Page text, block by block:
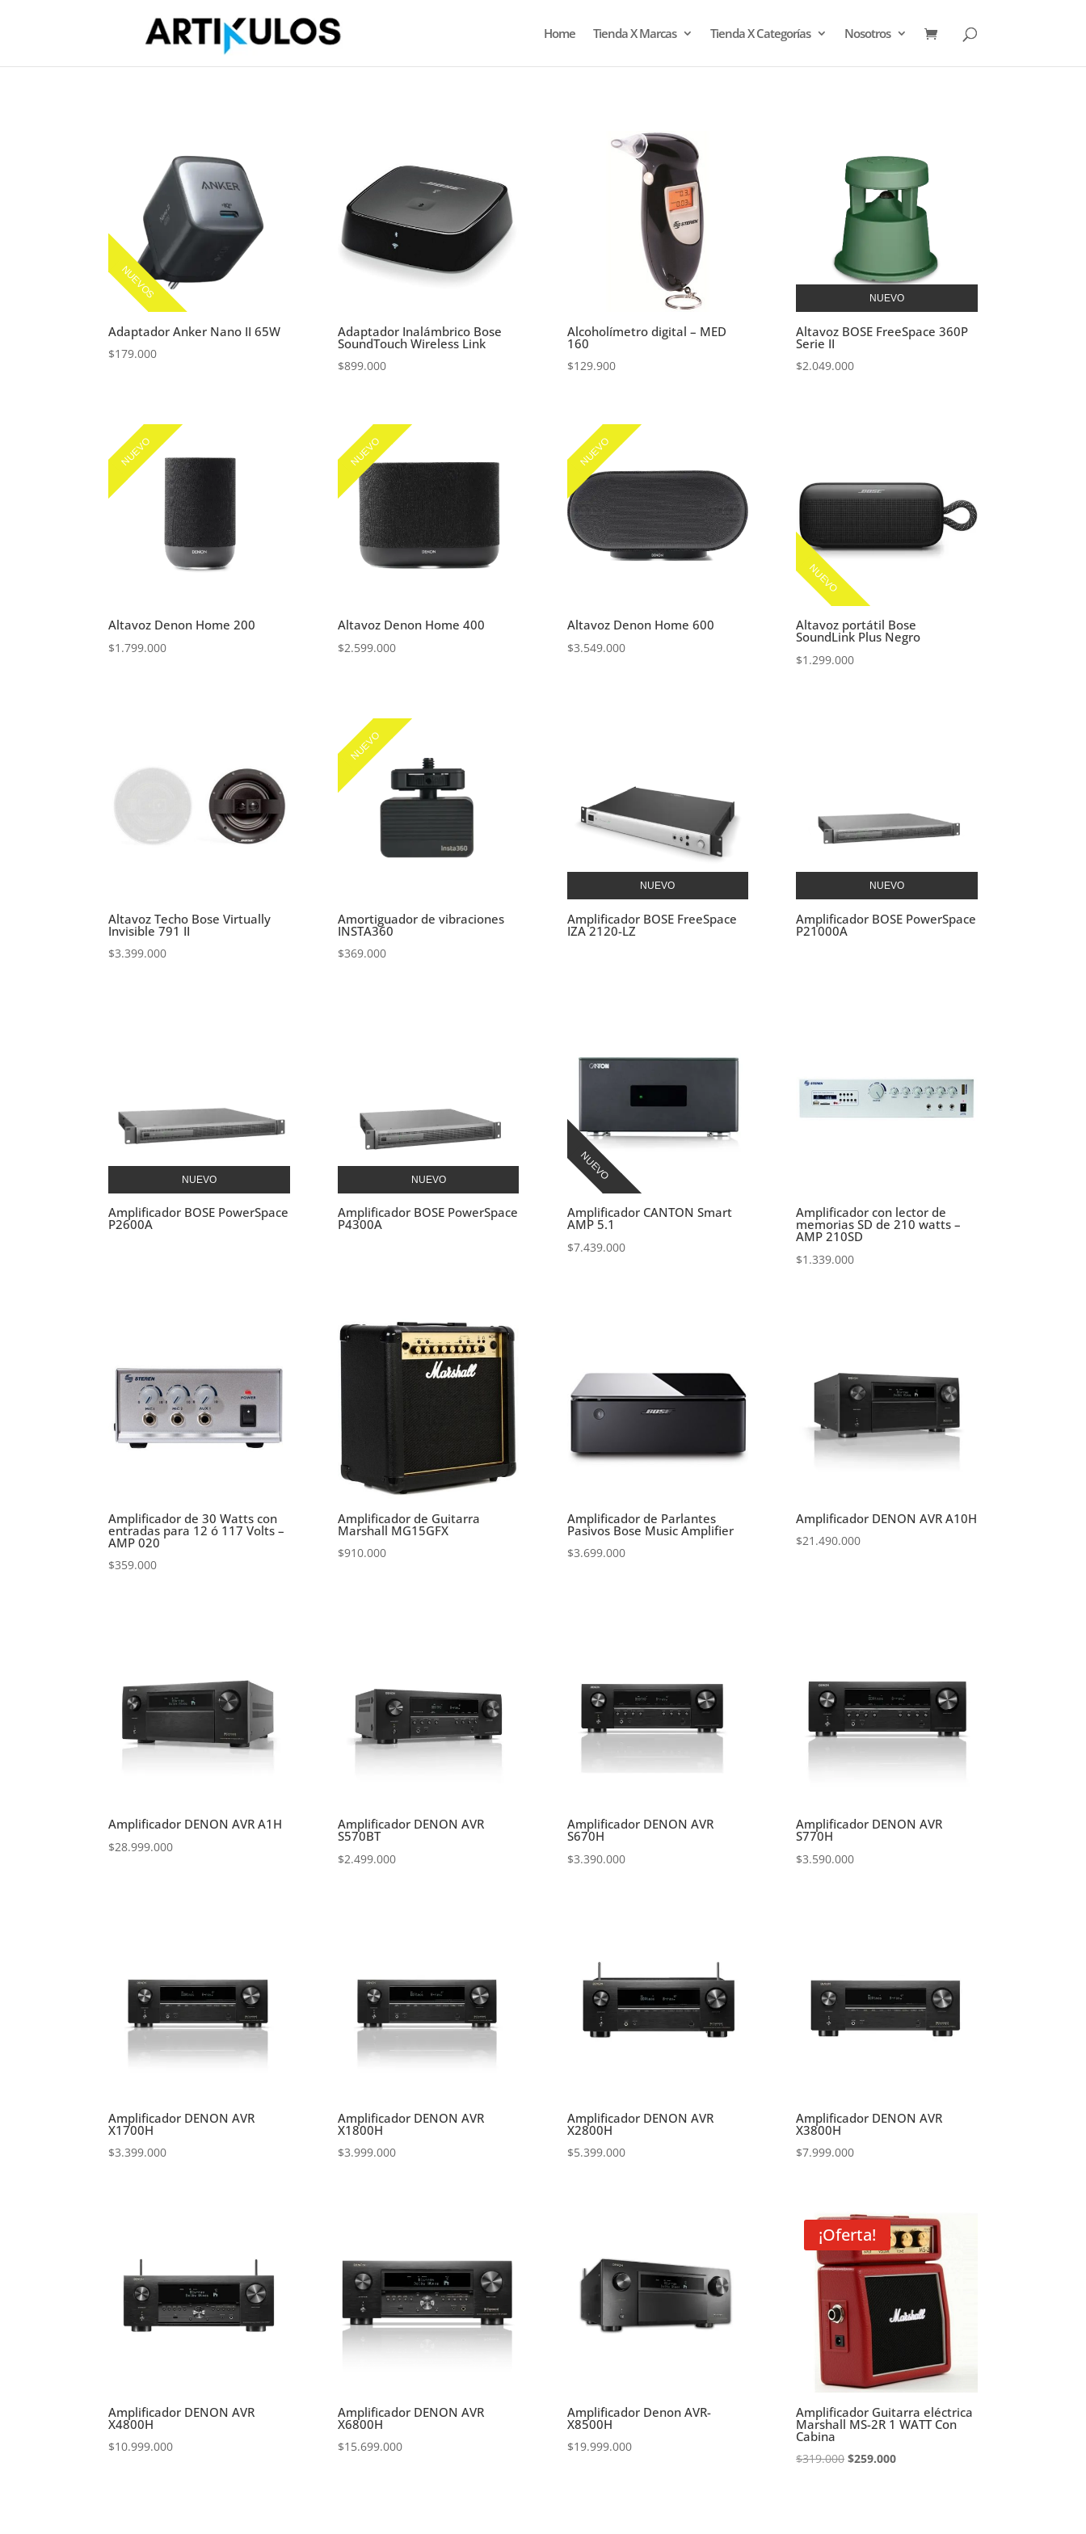
Home Tienda X Marcas Tienda X Categorías Nosotros
NUEVOS
Adaptador Anker Nano II 65W
$179.000
Adaptador Inalámbrico Bose
SoundTouch Wireless Link
$899.000
Alcoholímetro digital – MED
160
$129.900
NUEVO
Altavoz BOSE FreeSpace 360P
Serie II
$2.049.000
NUEVO
Altavoz Denon Home 200
$1.799.000
NUEVO
Altavoz Denon Home 400
$2.599.000
NUEVO
Altavoz Denon Home 600
$3.549.000
NUEVO
Altavoz portátil Bose
SoundLink Plus Negro
$1.299.000
Altavoz Techo Bose Virtually
Invisible 791 II
$3.399.000
NUEVO
Amortiguador de vibraciones
INSTA360
$369.000
NUEVO
Amplificador BOSE FreeSpace
IZA 2120-LZ
NUEVO
Amplificador BOSE PowerSpace
P21000A
NUEVO
Amplificador BOSE PowerSpace
P2600A
NUEVO
Amplificador BOSE PowerSpace
P4300A
NUEVO
Amplificador CANTON Smart
AMP 5.1
$7.439.000
Amplificador con lector de
memorias SD de 210 watts –
AMP 210SD
$1.339.000
Amplificador de 30 Watts con
entradas para 12 ó 117 Volts –
AMP 020
$359.000
Amplificador de Guitarra
Marshall MG15GFX
$910.000
Amplificador de Parlantes
Pasivos Bose Music Amplifier
$3.699.000
Amplificador DENON AVR A10H
$21.490.000
Amplificador DENON AVR A1H
$28.999.000
Amplificador DENON AVR
S570BT
$2.499.000
Amplificador DENON AVR
S670H
$3.390.000
Amplificador DENON AVR
S770H
$3.590.000
Amplificador DENON AVR
X1700H
$3.399.000
Amplificador DENON AVR
X1800H
$3.999.000
Amplificador DENON AVR
X2800H
$5.399.000
Amplificador DENON AVR
X3800H
$7.999.000
Amplificador DENON AVR
X4800H
$10.999.000
Amplificador DENON AVR
X6800H
$15.699.000
Amplificador Denon AVR-
X8500H
$19.999.000
¡Oferta!
Amplificador Guitarra eléctrica
Marshall MS-2R 1 WATT Con
Cabina
$319.000 El
$259.000El